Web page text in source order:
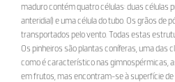
maduro contém quatro células: duas células
anteridial) e uma célula do tubo. Os grãos de
transportados pelo vento. Todas estas
Os pinheiros são plantas coníferas, uma das
como é característico nas gimnospérmicas,
em frutos, mas encontram-se à superfície